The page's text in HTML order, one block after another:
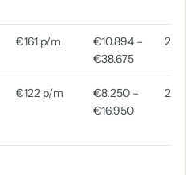
€161 p/m
€10.894 –
€38.675
€122 p/m
€8.250 –
€16.950